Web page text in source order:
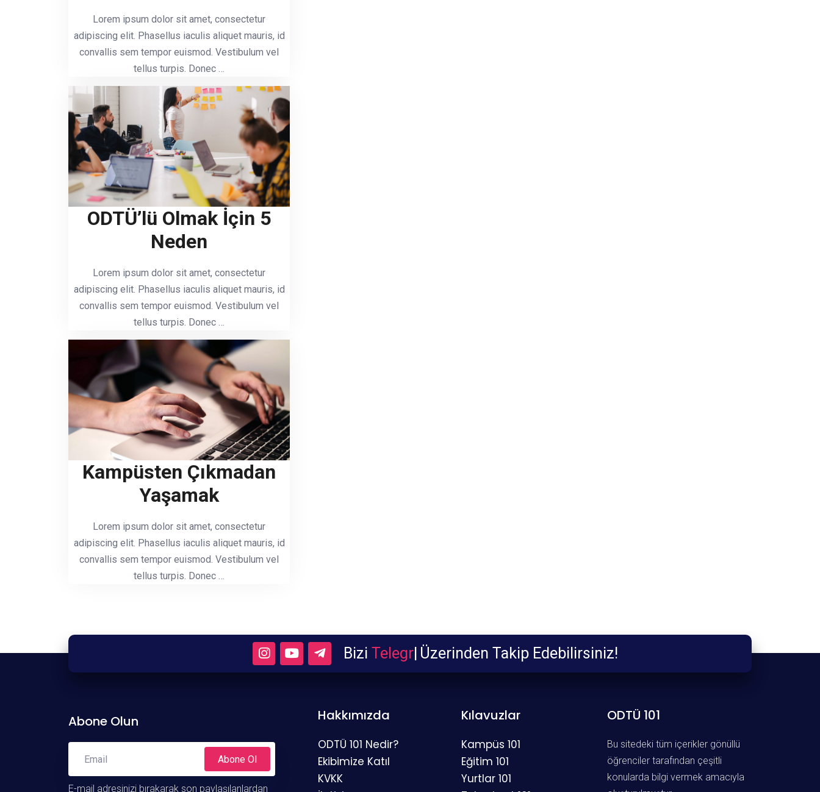
Lorem ipsum dolor sit amet, consectetur
adipiscing elit. Phasellus iaculis aliquet mauris, id
convallis sem tempor euismod. Vestibulum vel
tellus turpis. Donec …
ODTÜ’lü Olmak İçin 5
Neden
Lorem ipsum dolor sit amet, consectetur
adipiscing elit. Phasellus iaculis aliquet mauris, id
convallis sem tempor euismod. Vestibulum vel
tellus turpis. Donec …
Kampüsten Çıkmadan
Yaşamak
Lorem ipsum dolor sit amet, consectetur
adipiscing elit. Phasellus iaculis aliquet mauris, id
convallis sem tempor euismod. Vestibulum vel
tellus turpis. Donec …
Bizi Tel |Üzerinden Takip Edebilirsiniz!
Abone Olun
Abone Ol
E-mail adresinizi bırakarak son paylaşılanlardan
Hakkımızda
ODTÜ 101 Nedir?
Ekibimize Katıl
KVKK
Kılavuzlar
Kampüs 101
Eğitim 101
Yurtlar 101
ODTÜ 101
Bu sitedeki tüm içerikler gönüllü
öğrenciler tarafından çeşitli
konularda bilgi vermek amacıyla